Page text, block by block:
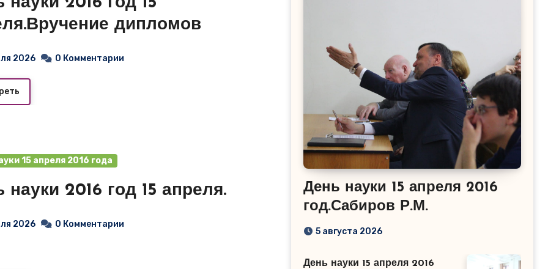
дипломов
2026 0 Комментарии
15 апреля 2016 года
науки 2016 год 15 апреля.
2026 0 Комментарии
День науки 15 апреля 2016
год.Сабиров Р.М.
5 августа 2026
День науки 15 апреля 2016